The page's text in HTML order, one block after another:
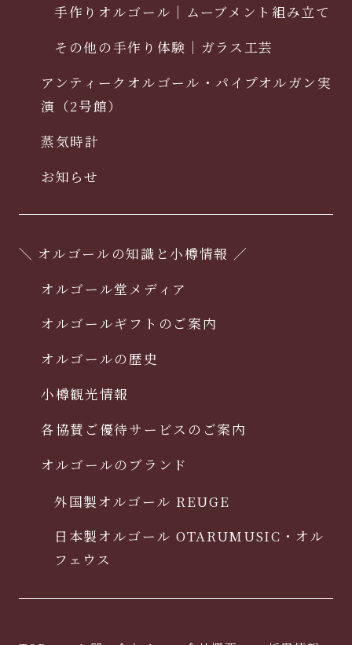
手作りオルゴール｜ムーブメント組み立て
その他の手作り体験｜ガラス工芸
アンティークオルゴール・パイプオルガン実
演（2号館）
蒸気時計
お知らせ
＼ オルゴールの知識と小樽情報 ／
オルゴール堂メディア
オルゴールギフトのご案内
オルゴールの歴史
小樽観光情報
各協賛ご優待サービスのご案内
オルゴールのブランド
外国製オルゴール REUGE
日本製オルゴール OTARUMUSIC・オル
フェウス